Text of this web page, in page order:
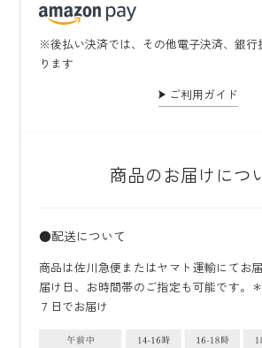
※後払い決済では、その他電子決済、銀行
ります
ご利用ガイド
商品のお届けにつ
●配送について
商品は佐川急便またはヤマト運輸にてお
届け日、お時間帯のご指定も可能です。
７日でお届け